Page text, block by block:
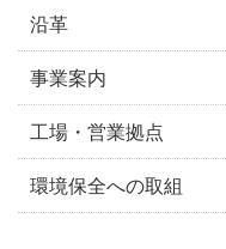
沿革
事業案内
工場・営業拠点
環境保全への取組